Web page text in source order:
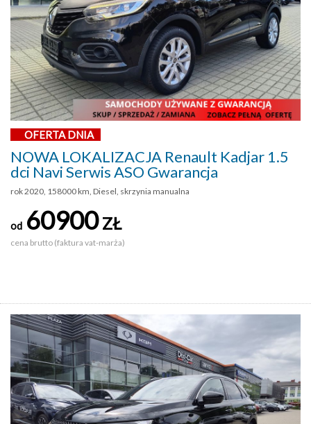
OFERTA DNIA
NOWA LOKALIZACJA Renault Kadjar 1.5
dci Navi Serwis ASO Gwarancja
rok 2020, 158000 km, Diesel, skrzynia manualna
od 60900ZŁ
cena brutto (faktura vat-marża)